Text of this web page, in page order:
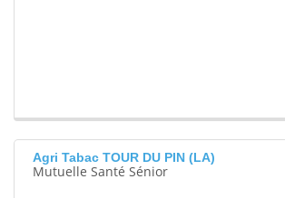
Agri Tabac TOUR DU PIN (LA)
Mutuelle Santé Sénior